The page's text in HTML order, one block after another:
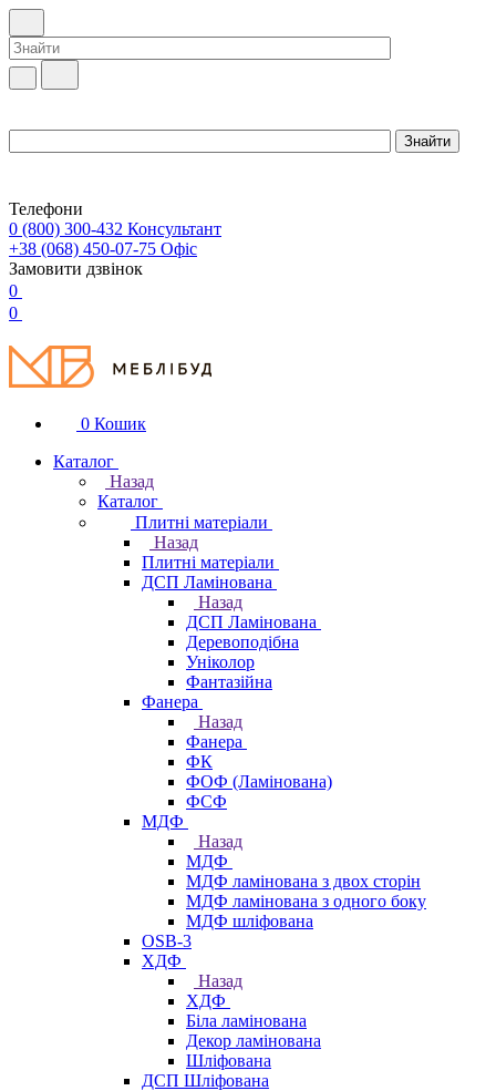
Телефони
0 (800) 300-432 Консультант
+38 (068) 450-07-75 Офіс
Замовити дзвінок
0
0
0 Кошик
Каталог
Назад
Каталог
Плитні матеріали
Назад
Плитні матеріали
ДСП Ламінована
Назад
ДСП Ламінована
Деревоподібна
Уніколор
Фантазійна
Фанера
Назад
Фанера
ФК
ФОФ (Ламінована)
ФСФ
МДФ
Назад
МДФ
МДФ ламінована з двох сторін
МДФ ламінована з одного боку
МДФ шліфована
OSB-3
ХДФ
Назад
ХДФ
Біла ламінована
Декор ламінована
Шліфована
ДСП Шліфована